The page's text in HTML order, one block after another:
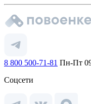
8 800 500-71-81 Пн-Пт
Соцсети